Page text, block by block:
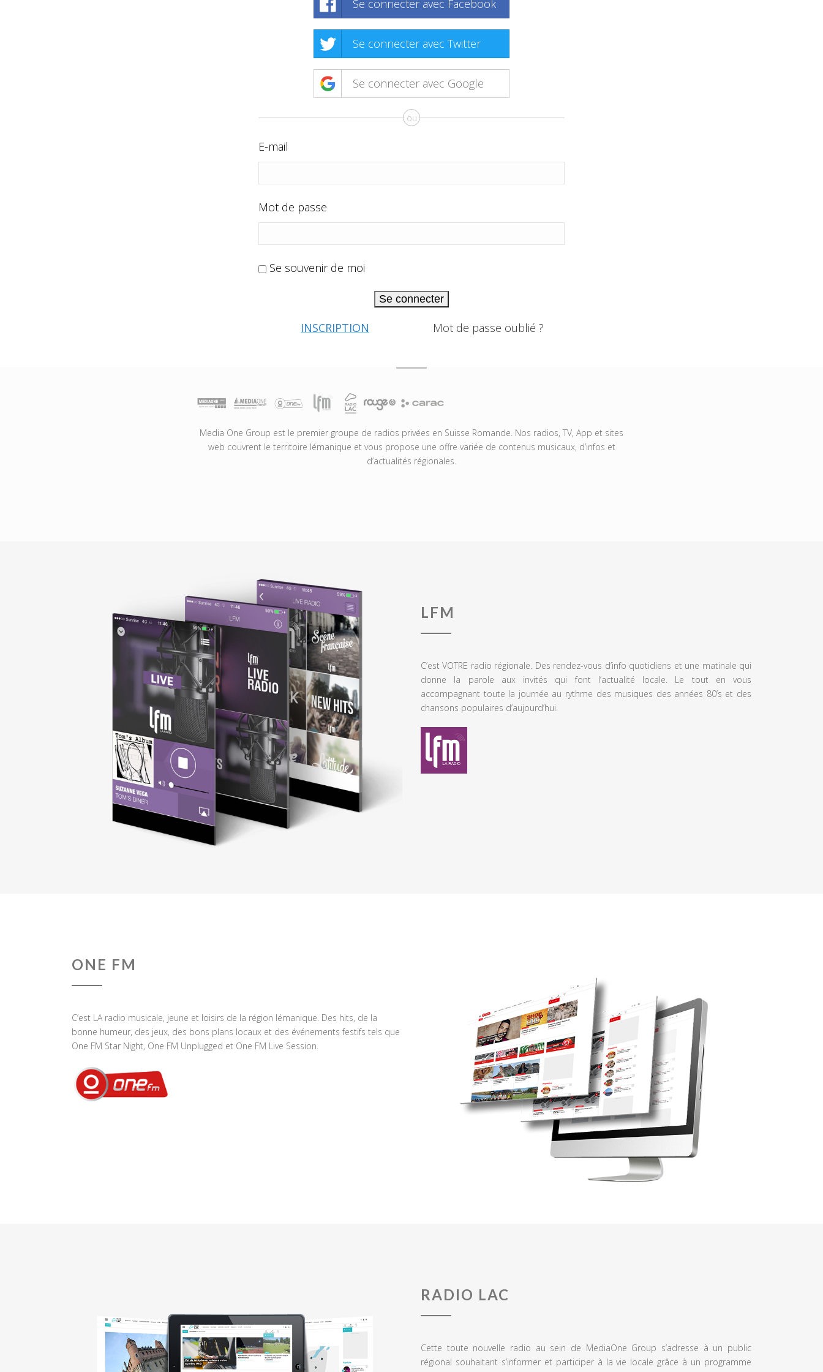
Se connecter avec Facebook
Se connecter avec Twitter
Se connecter avec Google
ou
E-mail
Mot de passe
Se souvenir de moi
Se connecter
INSCRIPTION Mot de passe oublié ?
Media One Group est le premier groupe de radios privées en Suisse Romande. Nos radios, TV, App et sites
web couvrent le territoire lémanique et vous propose une offre variée de contenus musicaux, d’infos et
d’actualités régionales.
LFM
C’est VOTRE radio régionale. Des rendez-vous d’info quotidiens et une matinale qui
donne la parole aux invités qui font l’actualité locale. Le tout en vous
accompagnant toute la journée au rythme des musiques des années 80’s et des
chansons populaires d’aujourd’hui.
ONE FM
C’est LA radio musicale, jeune et loisirs de la région lémanique. Des hits, de la
bonne humeur, des jeux, des bons plans locaux et des événements festifs tels que
One FM Star Night, One FM Unplugged et One FM Live Session.
RADIO LAC
Cette toute nouvelle radio au sein de MediaOne Group s’adresse à un public
régional souhaitant s’informer et participer à la vie locale grâce à un programme